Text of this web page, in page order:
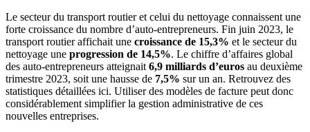
Le secteur du transport routier et celui du nettoyage connaissent une
forte croissance du nombre d’auto-entrepreneurs. Fin juin 2023, le
transport routier affichait une croissance de 15,3% et le secteur du
nettoyage une progression de 14,5%. Le chiffre d’affaires global
des auto-entrepreneurs atteignait 6,9 milliards d’euros au deuxième
trimestre 2023, soit une hausse de 7,5% sur un an. Retrouvez des
statistiques détaillées ici. Utiliser des modèles de facture peut donc
considérablement simplifier la gestion administrative de ces
nouvelles entreprises.